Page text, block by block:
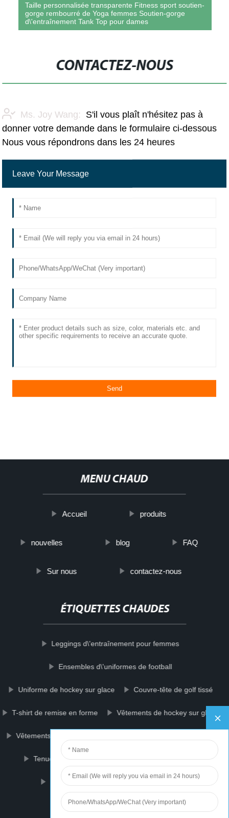
Taille personnalisée transparente Fitness sport soutien-
gorge rembourré de Yoga femmes Soutien-gorge
d\'entraînement Tank Top pour dames
CONTACTEZ-NOUS
Ms. Joy Wang:
S'il vous plaît n'hésitez pas à
donner votre demande dans le formulaire ci-dessous
Nous vous répondrons dans les 24 heures
MENU CHAUD
Accueil produits
nouvelles blog FAQ
Sur nous contactez-nous
ÉTIQUETTES CHAUDES
Leggings d\'entraînement pour femmes
Ensembles d\'uniformes de football
Uniforme de hockey sur glace Couvre-tête de golf tissé
T-shirt de remise en forme Vêtements de hockey sur glace
Vêtements de course
Tenue de yoga Soutien-gorge de sport chaud
Short de football américain personnalisé
Fabricants de vêtements de sport